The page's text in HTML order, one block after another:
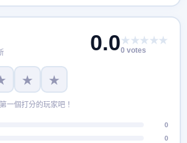
0.0★★★★★
0 votes
★ ★
一個打分的玩家吧！
0
0